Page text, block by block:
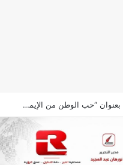
مركز شباب السلام ثالث يشهد ندوة بعنوان “حب الوطن من الإيمان ودور النشء في حفظ أمنه”